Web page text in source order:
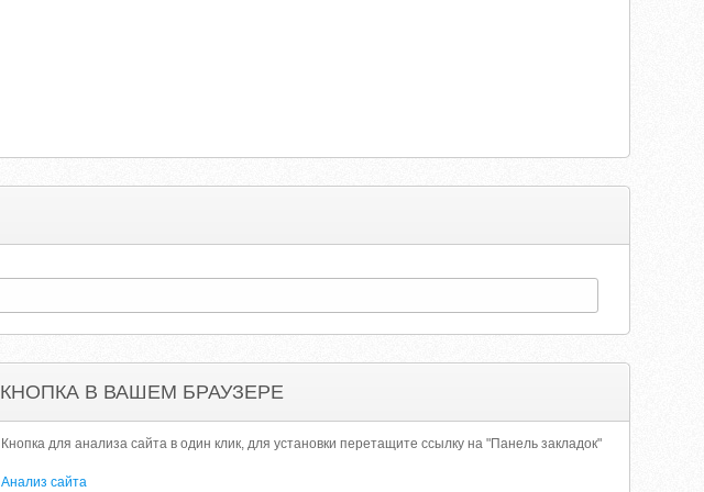
КНОПКА В ВАШЕМ БРАУЗЕРЕ
Кнопка для анализа сайта в один клик, для установки перетащите ссылку на "Панель закладок"
Анализ сайта